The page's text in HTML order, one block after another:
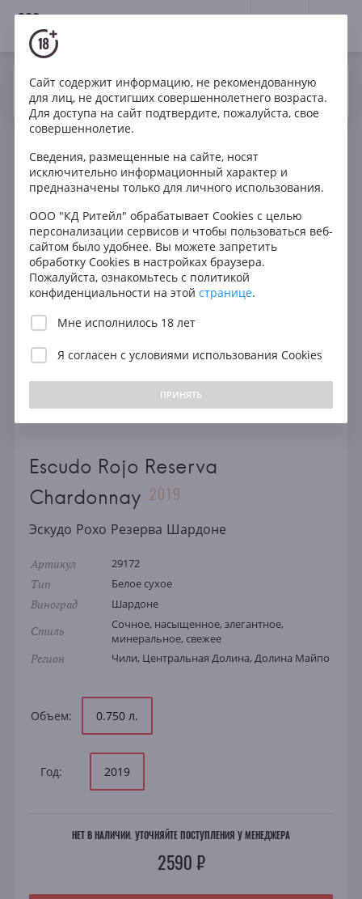
18+
Ваш город Москва ? Да
Вино Белое Сухое
Чили
Escudo Rojo Reserva Chardonnay
Escudo Rojo Reserva
Chardonnay 2019
Эскудо Рохо Резерва Шардоне
Артикул 29172
Тип Белое сухое
Виноград Шардоне
Стиль
Сочное, насыщенное, элегантное,
минеральное, свежее
Регион Чили, Центральная Долина, Долина Майпо
Объем: 0.750 л.
Год: 2019
НЕТ В НАЛИЧИИ. УТОЧНЯЙТЕ ПОСТУПЛЕНИЯ У МЕНЕДЖЕРА
2590 ₽
Сайт содержит информацию, не рекомендованную
для лиц, не достигших совершеннолетнего возраста.
Для доступа на сайт подтвердите, пожалуйста, свое
совершеннолетие.
Сведения, размещенные на сайте, носят
исключительно информационный характер и
предназначены только для личного использования.
ООО "КД Ритейл" обрабатывает Cookies с целью
персонализации сервисов и чтобы пользоваться веб-
сайтом было удобнее. Вы можете запретить
обработку Cookies в настройках браузера.
Пожалуйста, ознакомьтесь с политикой
конфиденциальности на этой странице.
Мне исполнилось 18 лет
Я согласен с условиями использования Cookies
ПРИНЯТЬ